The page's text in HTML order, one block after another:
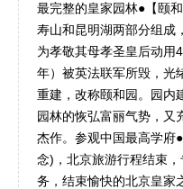
最完整的皇家园林●【颐
寿山和昆明湖两部分组成
为孝敬其母孝圣皇后动用
年）被英法联军所毁，光
重建，改称颐和园。园内
园林的恢弘富丽气势，又
杰作。参观中国最高学府
念)，北京旅游行程结束
务，结束愉快的北京皇家